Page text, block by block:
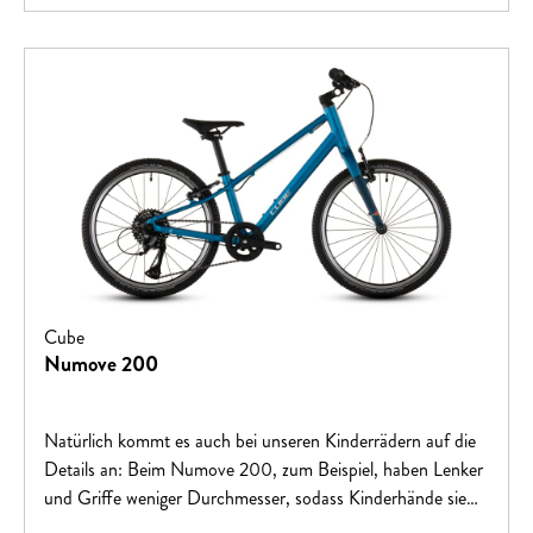
Cube
Numove 200
Natürlich kommt es auch bei unseren Kinderrädern auf die
Details an: Beim Numove 200, zum Beispiel, haben Lenker
und Griffe weniger Durchmesser, sodass Kinderhände sie